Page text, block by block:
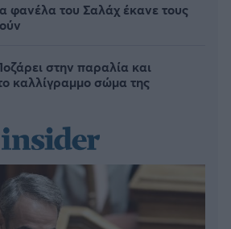
φανέλα του Σαλάχ έκανε τους
στην παραλία και
καλλίγραμμο σώμα της